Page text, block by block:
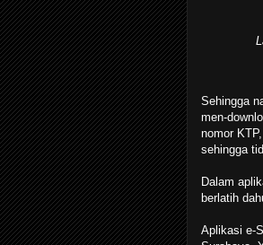
Sehingga
men-
nomor
sehingga
Dalam
berlatih
Aplikasi e-